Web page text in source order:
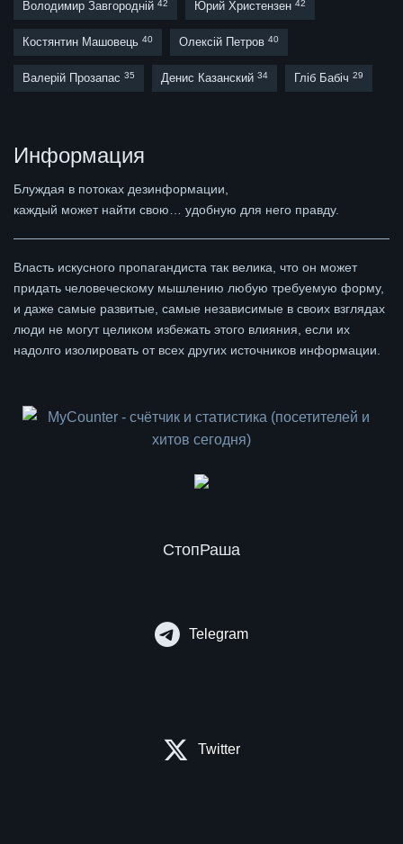
Володимир Завгородній 42 Юрий Христензен 42
Костянтин Машовець 40 Олексій Петров 40
Валерій Прозапас 35 Денис Казанский 34 Гліб Бабіч 29
Информация
Блуждая в потоках дезинформации,
каждый может найти свою… удобную для него правду.
Власть искусного пропагандиста так велика, что он может
придать человеческому мышлению любую требуемую форму,
и даже самые развитые, самые независимые в своих взглядах
люди не могут целиком избежать этого влияния, если их
надолго изолировать от всех других источников информации.
СтопРаша
Telegram
Twitter